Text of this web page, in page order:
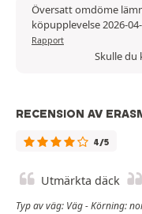
Översatt omdöme
köpupplevelse 2026-
Rapport
Skulle du
RECENSION AV
4/5
Utmärkta däck
Typ av väg: Väg - Körning: